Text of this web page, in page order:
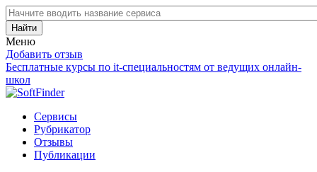
Найти
Меню
Добавить отзыв
Бесплатные курсы по it-специальностям от ведущих онлайн-
школ
Сервисы
Рубрикатор
Отзывы
Публикации